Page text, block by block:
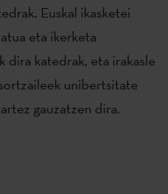
Euskal ikasketei
eta ikerketa
dira katedrak, eta irakasle
unibertsitate
gauzatzen dira.